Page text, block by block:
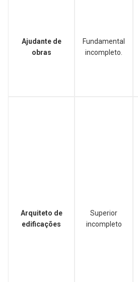
Ajudante de
obras
Fundamental
incompleto.
Arquiteto de
edificações
Superior
incompleto